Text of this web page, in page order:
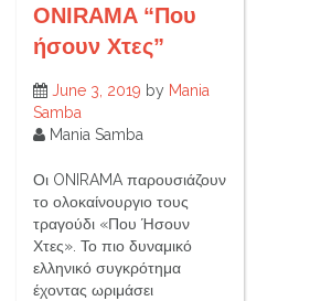
ONIRAMA “Που
ήσουν Χτες”
June 3, 2019 by Mania
Samba
Mania Samba
Οι ONIRAMA παρουσιάζουν
το ολοκαίνουργιο τους
τραγούδι «Που Ήσουν
Χτες». Το πιο δυναμικό
ελληνικό συγκρότημα
έχοντας ωριμάσει